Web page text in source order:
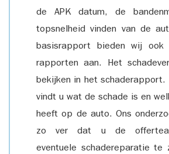
de APK datum, de
topsnelheid vinden van de
basisrapport bieden wij ook
rapporten aan. Het
bekijken in het
vindt u wat de schade is en
heeft op de auto. Ons
zo ver dat u de
eventuele schadereparatie te